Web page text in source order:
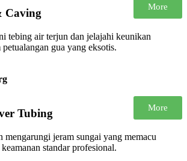
Caving
tebing air terjun dan jelajahi keunikan
gua yang eksotis.
More
Tubing
mengarungi jeram sungai yang memacu
standar profesional.
More